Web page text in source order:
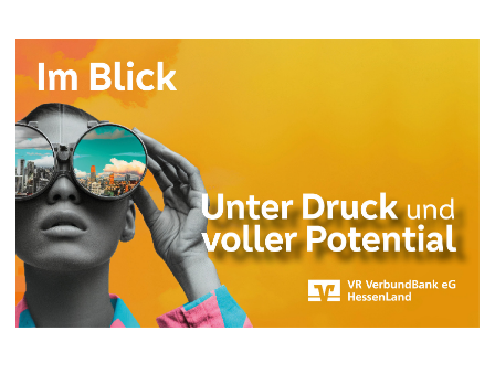
Mücke
Schwalmtal
Ulrichstein
Wartenberg
Schwalm
Fulda
Gießen
Impressum